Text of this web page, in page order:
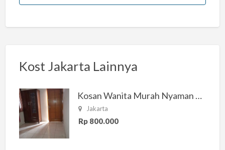
Kost Jakarta Lainnya
Kosan Wanita Murah Nyaman di Jakarta Selatan
Jakarta
Rp 800.000